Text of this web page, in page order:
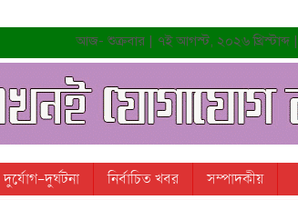
আজ- শুক্রবার | ৭ই আগস্ট, ২০২৬ খ্রিস্টাব্দ |
দুর্যোগ-দুর্ঘটনা নির্বাচিত খবর সম্পাদকীয়